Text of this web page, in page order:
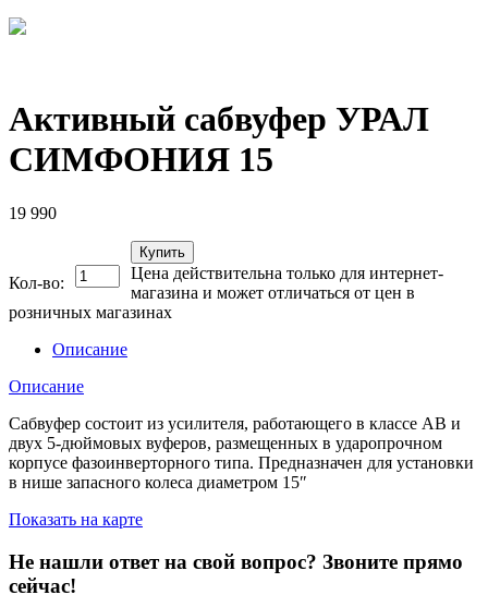
Активный сабвуфер УРАЛ
СИМФОНИЯ 15
19 990
Кол-во:
Купить
Цена действительна только для интернет-
магазина и может отличаться от цен в
розничных магазинах
Описание
Описание
Сабвуфер состоит из усилителя, работающего в классе АВ и
двух 5-дюймовых вуферов, размещенных в ударопрочном
корпусе фазоинверторного типа. Предназначен для установки
в нише запасного колеса диаметром 15″
Показать на карте
Не нашли ответ на свой вопрос? Звоните прямо
сейчас!